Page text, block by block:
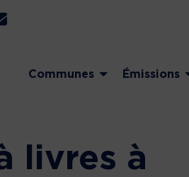
Communes Émissions
livres à